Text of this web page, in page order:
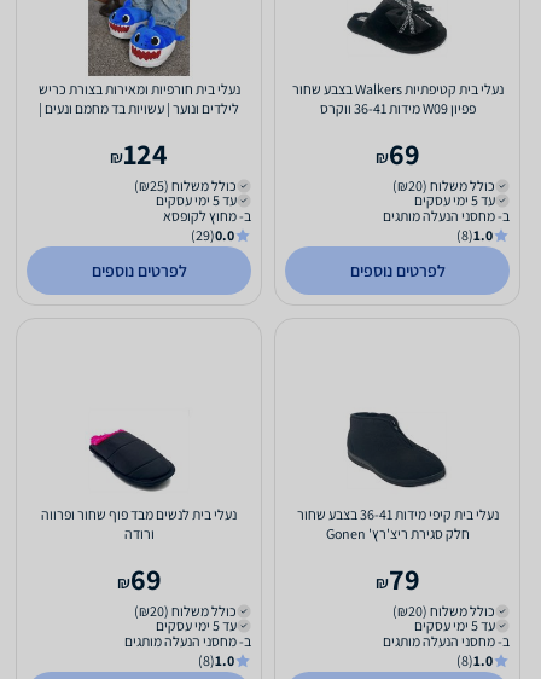
נעלי בית קטיפתיות Walkers בצבע שחור
פפיון W09 מידות 36-41 ווקרס
69
₪
כולל משלוח (₪20)
עד 5 ימי עסקים
ב- מחסני הנעלה מותגים
1.0
(8)
לפרטים נוספים
נעלי בית חורפיות ומאירות בצורת כריש
לילדים ונוער | עשויות בד מחמם ונעים |
124
₪
כולל משלוח (₪25)
עד 5 ימי עסקים
ב- מחוץ לקופסא
0.0
(29)
לפרטים נוספים
נעלי בית קיפי מידות 36-41 בצבע שחור
חלק סגירת ריצ'רץ' Gonen
79
₪
כולל משלוח (₪20)
עד 5 ימי עסקים
ב- מחסני הנעלה מותגים
1.0
(8)
נעלי בית לנשים מבד פוף שחור ופרווה
ורודה
69
₪
כולל משלוח (₪20)
עד 5 ימי עסקים
ב- מחסני הנעלה מותגים
1.0
(8)